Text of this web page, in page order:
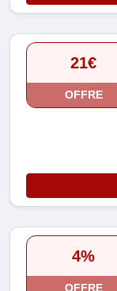
21€
OFFRE
4%
OFFRE